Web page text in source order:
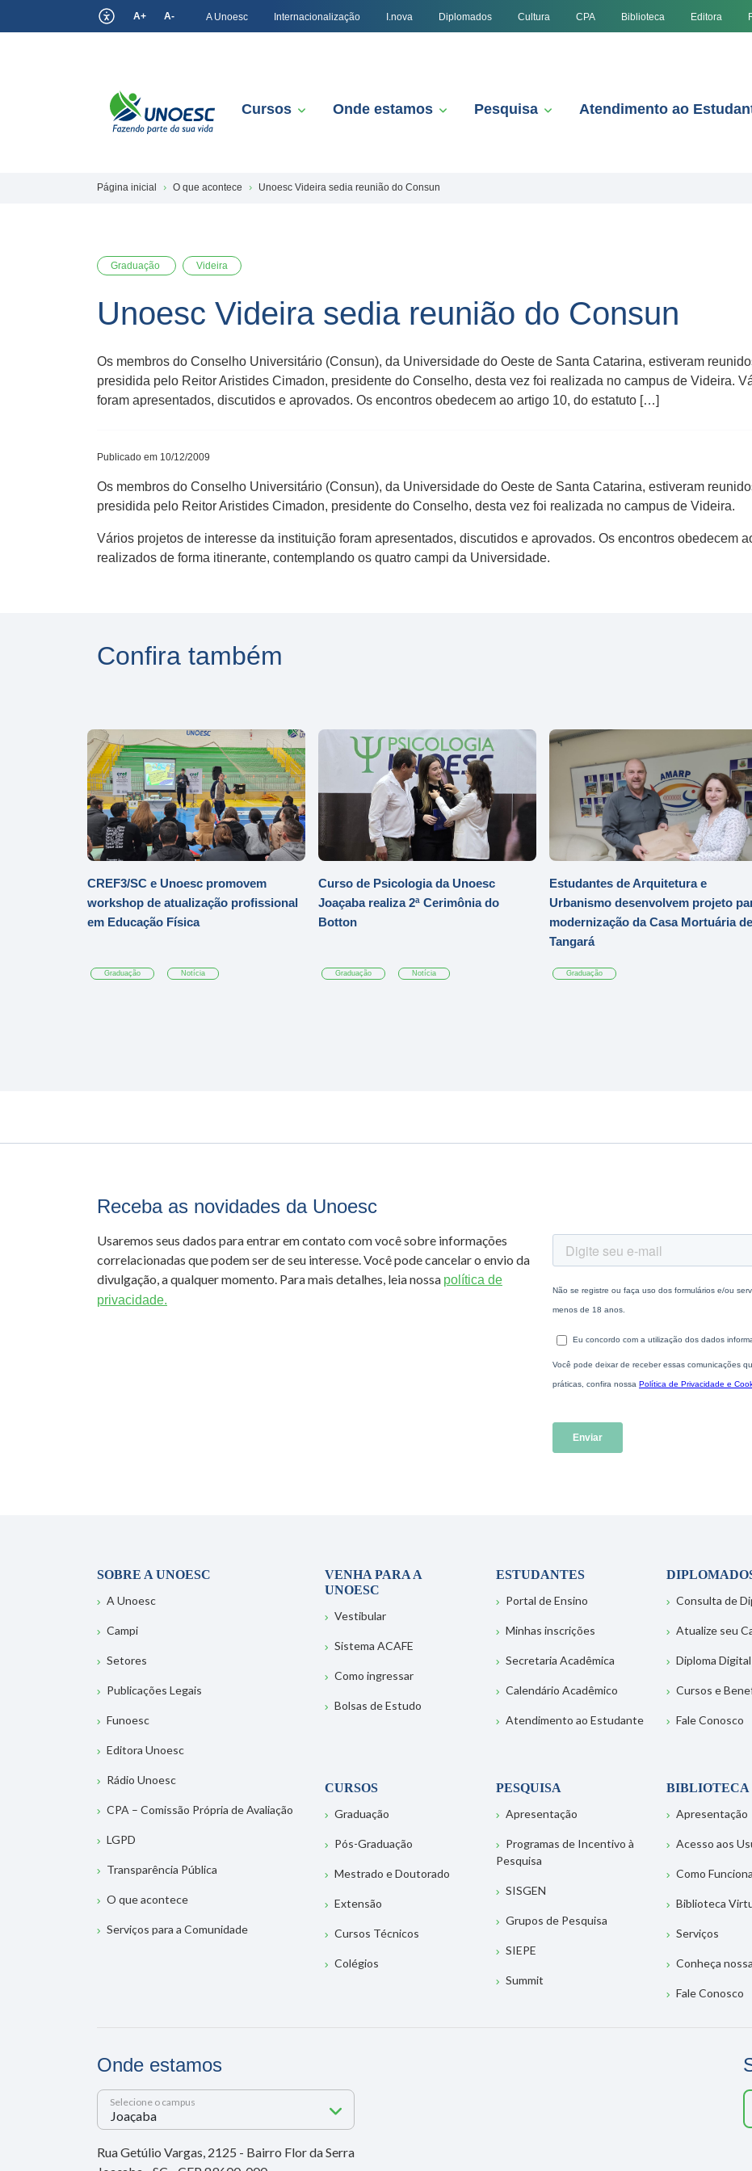
A+ A- A Unoesc Internacionalização I.nova Diplomados Cultura CPA Biblioteca Editora
Cursos Onde estamos Pesquisa Atendimento ao
Página inicial O que acontece Unoesc Videira sedia reunião do Consun
Graduação Videira
Unoesc Videira sedia reunião do Consun
Os membros do Conselho Universitário (Consun), da Universidade do Oeste de Santa Catarina, estiveram
presidida pelo Reitor Aristides Cimadon, presidente do Conselho, desta vez foi realizada no campus de Videira.
foram apresentados, discutidos e aprovados. Os encontros obedecem ao artigo 10, do estatuto […]
Publicado em 10/12/2009
Os membros do Conselho Universitário (Consun), da Universidade do Oeste de Santa Catarina, estiveram
presidida pelo Reitor Aristides Cimadon, presidente do Conselho, desta vez foi realizada no campus de Videira.
Vários projetos de interesse da instituição foram apresentados, discutidos e aprovados. Os encontros obedecem
realizados de forma itinerante, contemplando os quatro campi da Universidade.
Confira também
CREF3/SC e Unoesc promovem
workshop de atualização profissional
em Educação Física
Graduação Notícia
Curso de Psicologia da Unoesc
Joaçaba realiza 2ª Cerimônia do
Botton
Graduação Notícia
Estudantes de Arquitetura e
Urbanismo desenvolvem projeto
modernização da Casa Mortuária de
Tangará
Graduação
Receba as novidades da Unoesc
Usaremos seus dados para entrar em contato com você sobre informações
correlacionadas que podem ser de seu interesse. Você pode cancelar o envio da
divulgação, a qualquer momento. Para mais detalhes, leia nossa política de
privacidade.
SOBRE A UNOESC
A Unoesc
Campi
Setores
Publicações Legais
Funoesc
Editora Unoesc
Rádio Unoesc
CPA – Comissão Própria de Avaliação
LGPD
Transparência Pública
O que acontece
Serviços para a Comunidade
VENHA PARA A
UNOESC
Vestibular
Sistema ACAFE
Como ingressar
Bolsas de Estudo
ESTUDANTES
Portal de Ensino
Minhas inscrições
Secretaria Acadêmica
Calendário Acadêmico
Atendimento ao Estudante
Consulta de
Atualize seu
Diploma Digital
Cursos e
Fale Conosco
CURSOS
Graduação
Pós-Graduação
Mestrado e Doutorado
Extensão
Cursos Técnicos
Colégios
PESQUISA
Apresentação
Programas de Incentivo à
Pesquisa
SISGEN
Grupos de Pesquisa
SIEPE
Summit
BIBLIOTECA
Apresentação
Acesso aos
Como Funciona
Biblioteca
Serviços
Conheça
Fale Conosco
Onde estamos
Selecione o campus
Rua Getúlio Vargas, 2125 - Bairro Flor da Serra